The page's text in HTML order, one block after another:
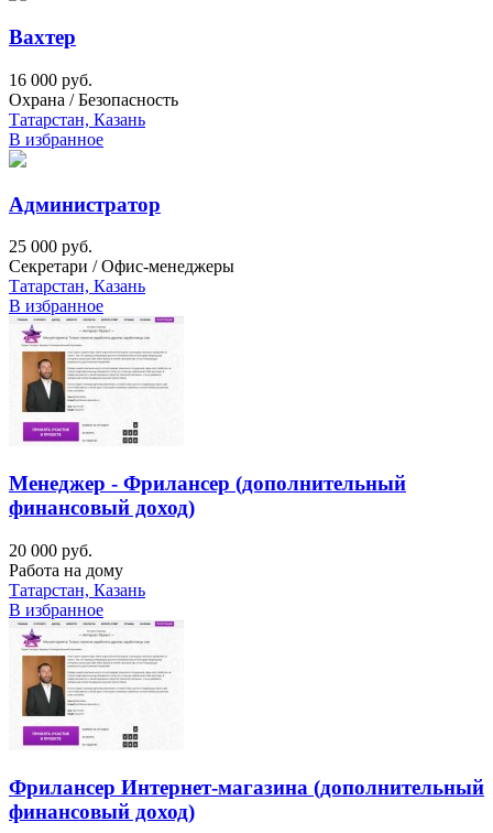
Вахтер
16 000 руб.
Охрана / Безопасность
Татарстан, Казань
В избранное
Администратор
25 000 руб.
Секретари / Офис-менеджеры
Татарстан, Казань
В избранное
Менеджер - Фрилансер (дополнительный
финансовый доход)
20 000 руб.
Работа на дому
Татарстан, Казань
В избранное
Фрилансер Интернет-магазина (дополнительный
финансовый доход)